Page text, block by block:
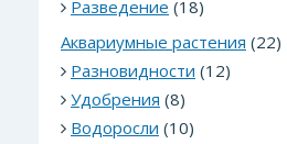
Разведение (18)
Аквариумные растения (22)
Разновидности (12)
Удобрения (8)
Водоросли (10)